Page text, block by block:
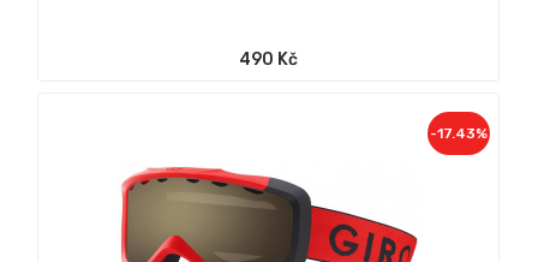
490 Kč
-17.43%